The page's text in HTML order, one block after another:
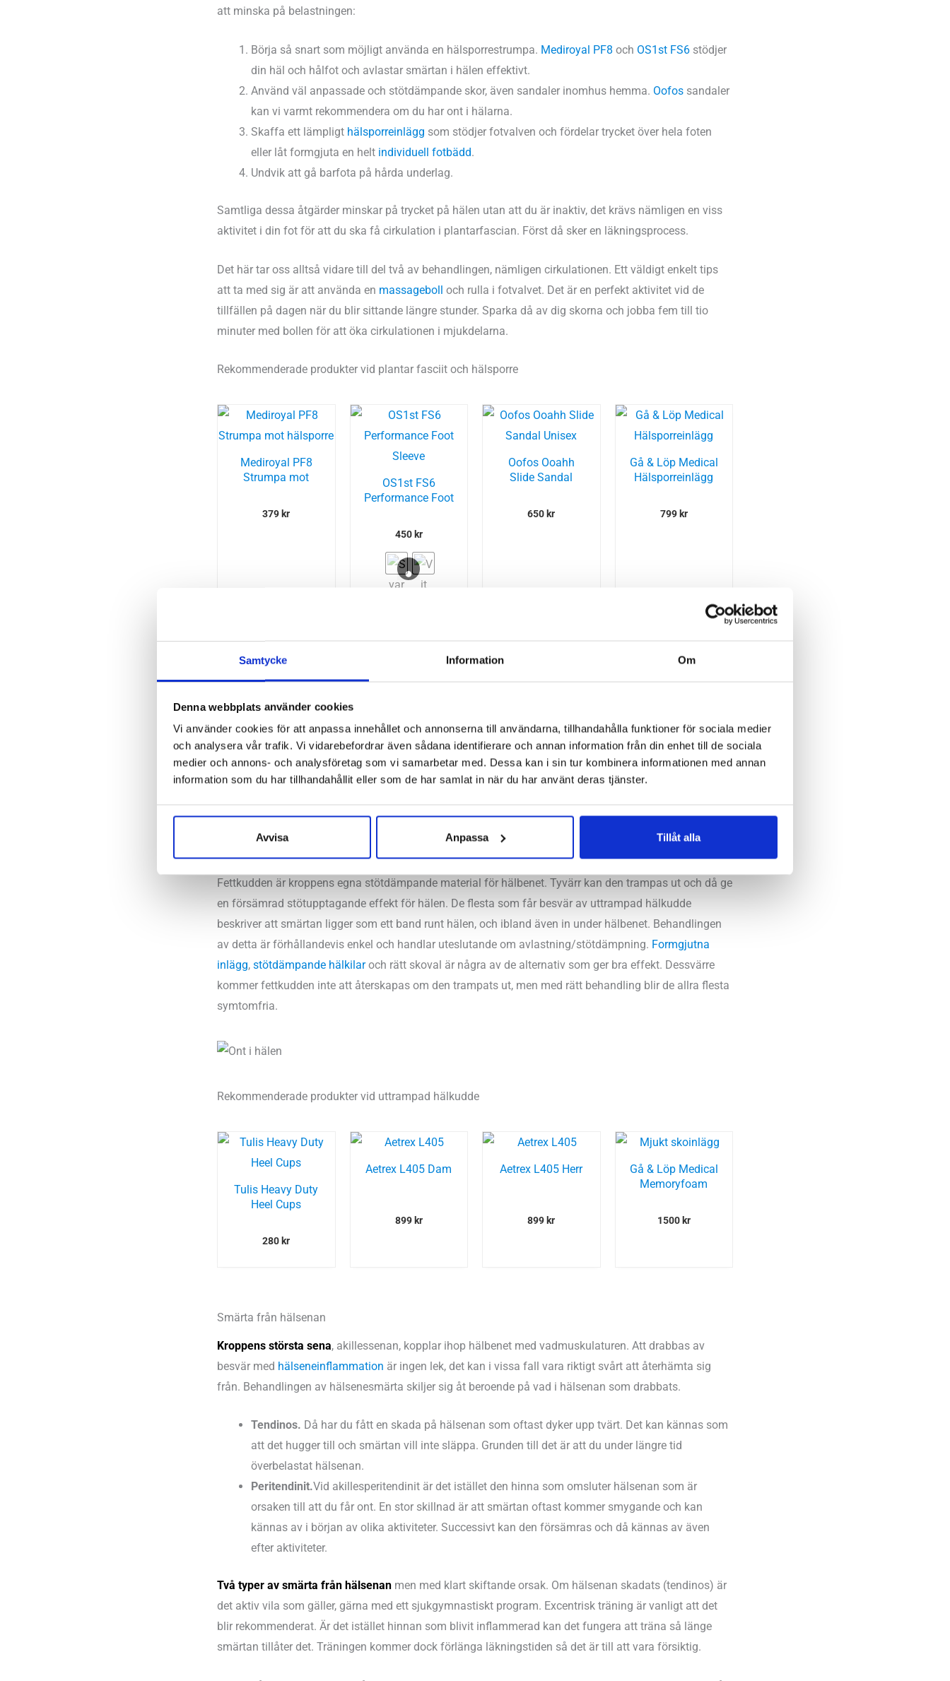
Samtycke Information Om
Denna webbplats använder cookies
Vi använder cookies för att anpassa innehållet och annonserna till användarna, tillhandahålla funktioner för sociala medier
och analysera vår trafik. Vi vidarebefordrar även sådana identifierare och annan information från din enhet till de sociala
medier och annons- och analysföretag som vi samarbetar med. Dessa kan i sin tur kombinera informationen med annan
information som du har tillhandahållit eller som de har samlat in när du har använt deras tjänster.
Avvisa Anpassa Tillåt alla
att minska på belastningen:
Börja så snart som möjligt använda en hälsporrestrumpa. Mediroyal PF8 och OS1st FS6 stödjer
din häl och hålfot och avlastar smärtan i hälen effektivt.
Använd väl anpassade och stötdämpande skor, även sandaler inomhus hemma. Oofos sandaler
kan vi varmt rekommendera om du har ont i hälarna.
Skaffa ett lämpligt hälsporreinlägg som stödjer fotvalven och fördelar trycket över hela foten
eller låt formgjuta en helt individuell fotbädd.
Undvik att gå barfota på hårda underlag.
Samtliga dessa åtgärder minskar på trycket på hälen utan att du är inaktiv, det krävs nämligen en viss
aktivitet i din fot för att du ska få cirkulation i plantarfascian. Först då sker en läkningsprocess.
Det här tar oss alltså vidare till del två av behandlingen, nämligen cirkulationen. Ett väldigt enkelt tips
att ta med sig är att använda en massageboll och rulla i fotvalvet. Det är en perfekt aktivitet vid de
tillfällen på dagen när du blir sittande längre stunder. Sparka då av dig skorna och jobba fem till tio
minuter med bollen för att öka cirkulationen i mjukdelarna.
Rekommenderade produkter vid plantar fasciit och hälsporre
Mediroyal PF8
Strumpa mot
379 kr
OS1st FS6
Performance Foot
450 kr
Oofos Ooahh
Slide Sandal
650 kr
Gå & Löp Medical
Hälsporreinlägg
799 kr
8 cm
100kr
340 kr
Uttrampad fettkudde under hälen
Uttrampad fettkuddeär ett annat vanligt tillstånd som gör att du får ont under och runt hälen.
Fettkudden är kroppens egna stötdämpande material för hälbenet. Tyvärr kan den trampas ut och då ge
en försämrad stötupptagande effekt för hälen. De flesta som får besvär av uttrampad hälkudde
beskriver att smärtan ligger som ett band runt hälen, och ibland även in under hälbenet. Behandlingen
av detta är förhållandevis enkel och handlar uteslutande om avlastning/stötdämpning. Formgjutna
inlägg, stötdämpande hälkilaroch rätt skoval är några av de alternativ som ger bra effekt. Dessvärre
kommer fettkudden inte att återskapas om den trampats ut, men med rätt behandling blir de allra flesta
symtomfria.
Rekommenderade produkter vid uttrampad hälkudde
Tulis Heavy Duty
Heel Cups
280 kr
Aetrex L405 Dam
899 kr
Aetrex L405 Herr
899 kr
Gå & Löp Medical
Memoryfoam
1500 kr
Smärta från hälsenan
Kroppens största sena, akillessenan, kopplar ihop hälbenet med vadmuskulaturen. Att drabbas av
besvär med hälseneinflammation är ingen lek, det kan i vissa fall vara riktigt svårt att återhämta sig
från. Behandlingen av hälsenesmärta skiljer sig åt beroende på vad i hälsenan som drabbats.
Tendinos. Då har du fått en skada på hälsenan som oftast dyker upp tvärt. Det kan kännas som
att det hugger till och smärtan vill inte släppa. Grunden till det är att du under längre tid
överbelastat hälsenan.
Peritendinit.Vid akillesperitendinit är det istället den hinna som omsluter hälsenan som är
orsaken till att du får ont. En stor skillnad är att smärtan oftast kommer smygande och kan
kännas av i början av olika aktiviteter. Successivt kan den försämras och då kännas av även
efter aktiviteter.
Två typer av smärta från hälsenan men med klart skiftande orsak. Om hälsenan skadats (tendinos) är
det aktiv vila som gäller, gärna med ett sjukgymnastiskt program. Excentrisk träning är vanligt att det
blir rekommenderat. Är det istället hinnan som blivit inflammerad kan det fungera att träna så länge
smärtan tillåter det. Träningen kommer dock förlänga läkningstiden så det är till att vara försiktig.